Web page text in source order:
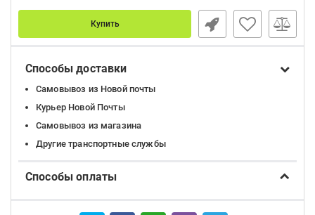
Купить
Способы доставки
Самовывоз из Новой почты
Курьер Новой Почты
Самовывоз из магазина
Другие транспортные службы
Способы оплаты